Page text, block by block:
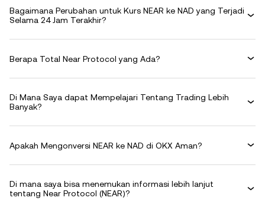
Bagaimana Perubahan untuk Kurs NEAR ke NAD yang Terjadi
Selama 24 Jam Terakhir?
Berapa Total Near Protocol yang Ada?
Di Mana Saya dapat Mempelajari Tentang Trading Lebih
Banyak?
Apakah Mengonversi NEAR ke NAD di OKX Aman?
Di mana saya bisa menemukan informasi lebih lanjut
tentang Near Protocol (NEAR)?